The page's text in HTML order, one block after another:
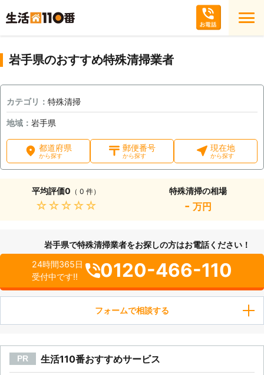
岩手県のおすすめ特殊清掃業者
カテゴリ： 特殊清掃
地域： 岩手県
都道府県
から探す
郵便番号
から探す
現在地
から探す
平均評価0 （ 0 件）
★★★★★
特殊清掃の相場
- 万円
岩手県で特殊清掃業者をお探しの方はお電話ください！
24時間365日
受付中です!!
0120-466-110
フォームで相談する
PR 生活110番おすすめサービス